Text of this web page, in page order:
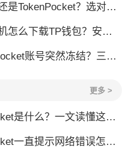
TokenPocket？选对钱包很重要
么下载TP钱包？安装教程来了
账号突然冻结？三步教你快速解冻
更多 >
么？一文读懂这款热门多链钱包
网络错误怎么办？这几个方法帮你快速解决